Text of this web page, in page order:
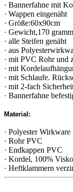
· Bannerfahne mit
· Wappen eingenäht
· Größe:60x90cm
· Gewicht,170 gramm
· alle Steifen genäht
· aus
· mit PVC Rohr und
· mit
· mit Schlaufe.
· mit 2-fach
· Bannerfahne
Material:
· Polyester
· Rohr PVC
· Endkappen PVC
· Kordel, 100%
· Heftklammern